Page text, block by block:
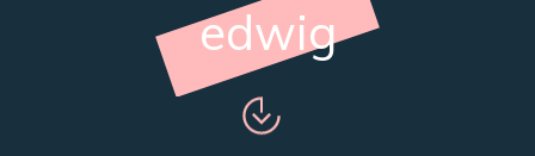
edwig